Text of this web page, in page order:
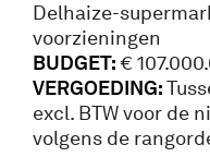
Delhaize-
voorzieningen
BUDGET:€
VERGOEDING:
excl. BTW voor de
volgens de